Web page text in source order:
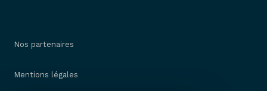
Nos partenaires
Mentions légales